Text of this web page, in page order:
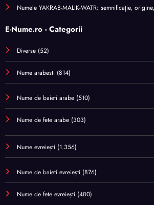
Numele YAKRAB-MALIK-WATR: semnificație,
E-Nume.ro - Categorii
Diverse (52)
Nume arabesti (814)
Nume de baieti arabe (510)
Nume de fete arabe (303)
Nume evreiești (1.356)
Nume de baieti evreiești (876)
Nume de fete evreiești (480)